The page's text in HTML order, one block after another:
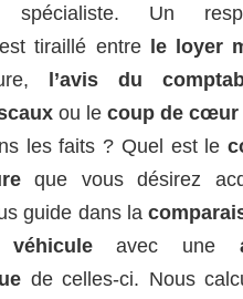
Un
tiraillé entre le loyer
l’avis du
ou lecoup de cœur
les faits ? Quel est le
que vous désirez
guide dans la
avec une
de celles-ci. Nous